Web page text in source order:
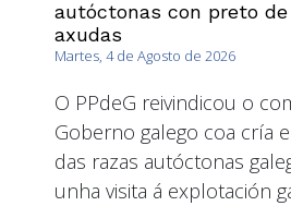
autóctonas con preto de
axudas
Martes, 4 de Agosto de 2026
O PPdeG reivindicou o
Goberno galego coa cría
das razas autóctonas
unha visita á explotación